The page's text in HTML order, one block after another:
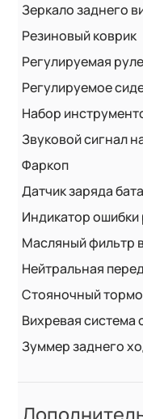
Зеркало заднего
Резиновый коврик
Регулируемая
Регулируемое
Набор
Звуковой сигнал
Фаркоп
Датчик заряда
Индикатор ошибки
Масляный фильтр
Нейтральная
Стояночный
Вихревая система
Зуммер заднего